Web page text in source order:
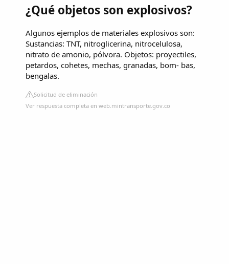
¿Qué objetos son explosivos?
Algunos ejemplos de materiales explosivos son:
Sustancias: TNT, nitroglicerina, nitrocelulosa,
nitrato de amonio, pólvora. Objetos: proyectiles,
petardos, cohetes, mechas, granadas, bom- bas,
bengalas.
Solicitud de eliminación
Ver respuesta completa en web.mintransporte.gov.co